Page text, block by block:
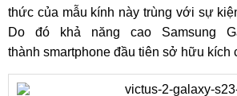
thức của mẫu kính này trùng với sự
Do đó khả năng cao Samsung
thành smartphone đầu tiên sở hữu kích